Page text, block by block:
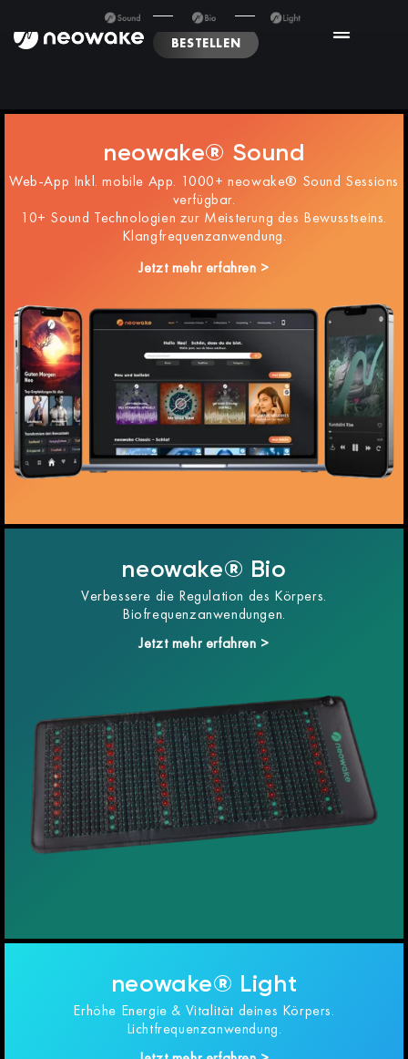
BESTELLEN
neowake® Sound
Web-App Inkl. mobile App. 1000+ neowake® Sound Sessions
verfügbar.
10+ Sound Technologien zur Meisterung des Bewusstseins.
Klangfrequenzanwendung.
Jetzt mehr erfahren >
neowake® Bio
Verbessere die Regulation des Körpers.
Biofrequenzanwendungen.
Jetzt mehr erfahren >
neowake® Light
Erhöhe Energie & Vitalität deines Körpers.
Lichtfrequenzanwendung.